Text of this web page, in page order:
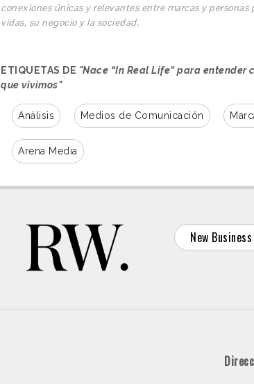
conexiones únicas y relevantes entre marcas y
vidas, su negocio y la sociedad.
ETIQUETAS DE "Nace “In Real Life” para
que vivimos"
Análisis Medios de Comunicación
Arena Media
New